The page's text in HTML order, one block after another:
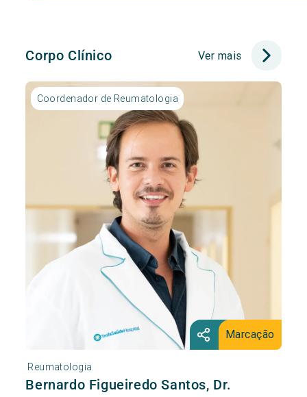
Corpo Clínico Ver mais
Coordenador de Reumatologia
Marcação
Reumatologia
Bernardo Figueiredo Santos, Dr.